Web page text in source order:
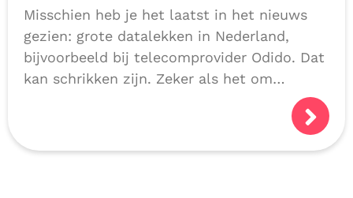
Misschien heb je het laatst in het nieuws
gezien: grote datalekken in Nederland,
bijvoorbeeld bij telecomprovider Odido. Dat
kan schrikken zijn. Zeker als het om
persoonlijke of medische gegevens gaat.
Logisch dat je je afvraagt: hoe veilig zijn